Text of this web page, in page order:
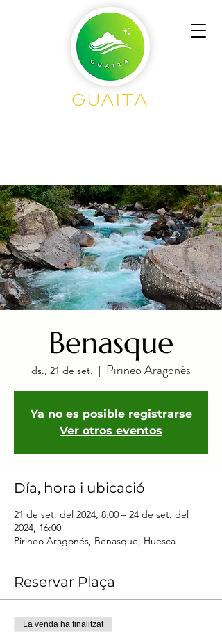
Guaita
Benasque
ds., 21 de set.
  |
Pirineo Aragonés
Ya no es posible registrarse
Ver otros eventos
Día, hora i ubicació
21 de set. del 2024, 8:00 – 24 de set. del
2024, 16:00
Pirineo Aragonés, Benasque, Huesca
Reservar Plaça
La venda ha finalitzat